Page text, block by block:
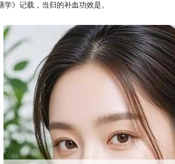
》记载，当归的补血功效是。